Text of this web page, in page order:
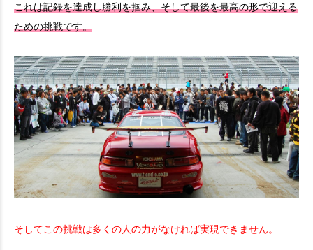
これは記録を達成し勝利を掴み、そして最後を最高の形で迎える
ための挑戦です。
そしてこの挑戦は多くの人の力がなければ実現できません。